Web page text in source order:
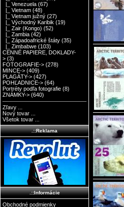
|_ Venezuela (67)
|_ Vietnam (48)
|_ Vietnam južný (27)
|_ Východný Karibik (19)
|_ Zair (Kongo) (52)
|_ Zambia (42)
|_ Západoafrické štáty (35)
|_ Zimbabwe (103)
CENNÉ PAPIERE, DOKLADY-
> (3)
FOTOGRAFIE-> (278)
MINCE-> (409)
PLAGÁTY-> (427)
POHĽADNICE-> (64)
Portréty podľa fotografie (8)
ZNÁMKY-> (640)
Zľavy ...
Nový tovar ...
Všetok tovar ...
.::Reklama
.::Informácie
Obchodné podmienky